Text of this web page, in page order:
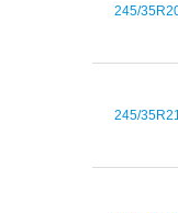
245/
245/